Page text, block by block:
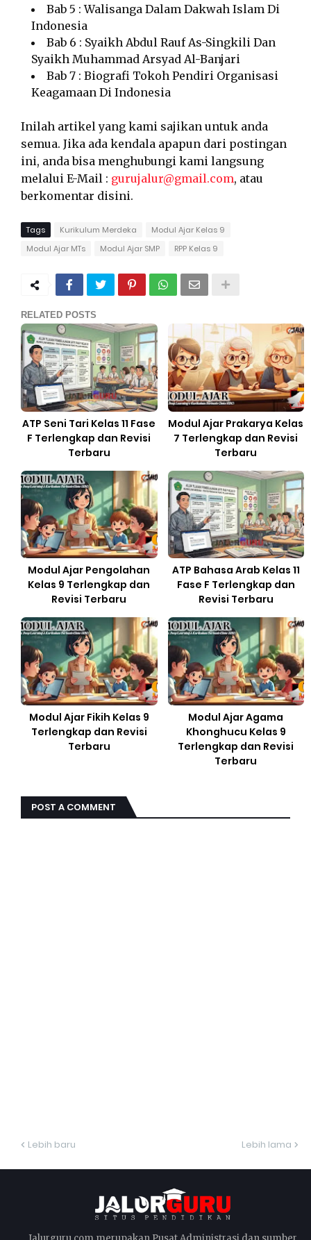
Bab 5 : Walisanga Dalam Dakwah Islam Di
Indonesia
Bab 6 : Syaikh Abdul Rauf As-Singkili Dan
Syaikh Muhammad Arsyad Al-Banjari
Bab 7 : Biografi Tokoh Pendiri Organisasi
Keagamaan Di Indonesia
Inilah artikel yang kami sajikan untuk anda
semua. Jika ada kendala apapun dari postingan
ini, anda bisa menghubungi kami langsung
melalui E-Mail : gurujalur@gmail.com, atau
berkomentar disini.
Tags Kurikulum Merdeka
Modul Ajar Kelas 9
Modul Ajar MTs
Modul Ajar SMP RPP Kelas 9
RELATED POSTS
ATP Seni Tari Kelas 11 Fase
F Terlengkap dan Revisi
Terbaru
Modul Ajar Prakarya Kelas
7 Terlengkap dan Revisi
Terbaru
Modul Ajar Pengolahan
Kelas 9 Terlengkap dan
Revisi Terbaru
ATP Bahasa Arab Kelas 11
Fase F Terlengkap dan
Revisi Terbaru
Modul Ajar Fikih Kelas 9
Terlengkap dan Revisi
Terbaru
Modul Ajar Agama
Khonghucu Kelas 9
Terlengkap dan Revisi
Terbaru
POST A COMMENT
Lebih baru Lebih lama